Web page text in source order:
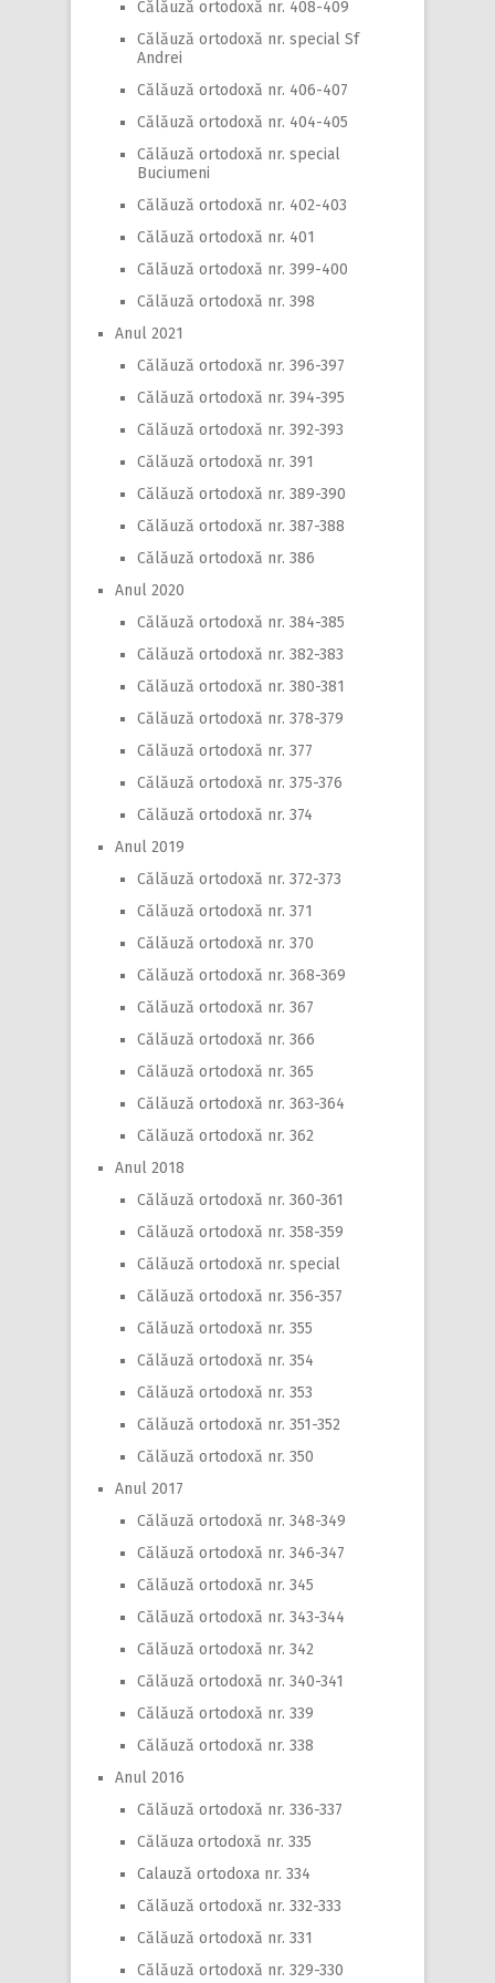
Călăuză ortodoxă nr. 408-409
Călăuză ortodoxă nr. special Sf
Andrei
Călăuză ortodoxă nr. 406-407
Călăuză ortodoxă nr. 404-405
Călăuză ortodoxă nr. special
Buciumeni
Călăuză ortodoxă nr. 402-403
Călăuză ortodoxă nr. 401
Călăuză ortodoxă nr. 399-400
Călăuză ortodoxă nr. 398
Anul 2021
Călăuză ortodoxă nr. 396-397
Călăuză ortodoxă nr. 394-395
Călăuză ortodoxă nr. 392-393
Călăuză ortodoxă nr. 391
Călăuză ortodoxă nr. 389-390
Călăuză ortodoxă nr. 387-388
Călăuză ortodoxă nr. 386
Anul 2020
Călăuză ortodoxă nr. 384-385
Călăuză ortodoxă nr. 382-383
Călăuză ortodoxă nr. 380-381
Călăuză ortodoxă nr. 378-379
Călăuză ortodoxă nr. 377
Călăuză ortodoxă nr. 375-376
Călăuză ortodoxă nr. 374
Anul 2019
Călăuză ortodoxă nr. 372-373
Călăuză ortodoxă nr. 371
Călăuză ortodoxă nr. 370
Călăuză ortodoxă nr. 368-369
Călăuză ortodoxă nr. 367
Călăuză ortodoxă nr. 366
Călăuză ortodoxă nr. 365
Călăuză ortodoxă nr. 363-364
Călăuză ortodoxă nr. 362
Anul 2018
Călăuză ortodoxă nr. 360-361
Călăuză ortodoxă nr. 358-359
Călăuză ortodoxă nr. special
Călăuză ortodoxă nr. 356-357
Călăuză ortodoxă nr. 355
Călăuză ortodoxă nr. 354
Călăuză ortodoxă nr. 353
Călăuză ortodoxă nr. 351-352
Călăuză ortodoxă nr. 350
Anul 2017
Călăuză ortodoxă nr. 348-349
Călăuză ortodoxă nr. 346-347
Călăuză ortodoxă nr. 345
Călăuză ortodoxă nr. 343-344
Călăuză ortodoxă nr. 342
Călăuză ortodoxă nr. 340-341
Călăuză ortodoxă nr. 339
Călăuză ortodoxă nr. 338
Anul 2016
Călăuză ortodoxă nr. 336-337
Călăuza ortodoxă nr. 335
Calauză ortodoxa nr. 334
Călăuză ortodoxă nr. 332-333
Călăuză ortodoxă nr. 331
Călăuză ortodoxă nr. 329-330